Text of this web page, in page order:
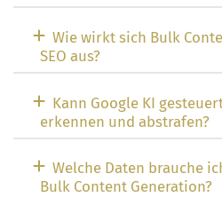
Wie wirkt sich Bulk
SEO aus?
Kann Google KI
erkennen und abstrafen?
Welche Daten brauche
Bulk Content Generation?